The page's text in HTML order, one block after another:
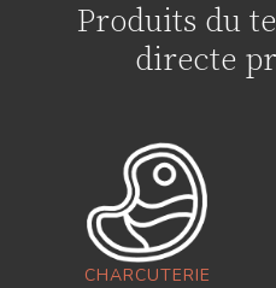
Produits du
directe
CHARCUTERIE